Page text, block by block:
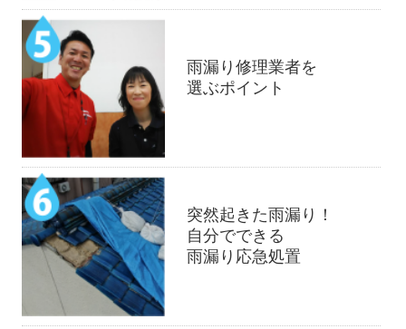
雨漏り修理業者を
選ぶポイント
突然起きた雨漏り！
自分でできる
雨漏り応急処置